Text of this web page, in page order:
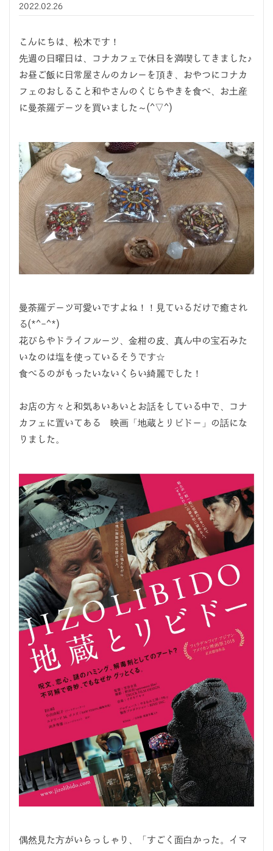
2022.02.26
こんにちは、松木です！
先週の日曜日は、コナカフェで休日を満喫してきました♪
お昼ご飯に日常屋さんのカレーを頂き、おやつにコナカ
フェのおしること和やさんのくじらやきを食べ、お土産
に曼荼羅デーツを買いました～(^▽^)
曼荼羅デーツ可愛いですよね！！見ているだけで癒され
る(*^-^*)
花びらやドライフルーツ、金柑の皮、真ん中の宝石みた
いなのは塩を使っているそうです☆
食べるのがもったいないくらい綺麗でした！
お店の方々と和気あいあいとお話をしている中で、コナ
カフェに置いてある 映画「地蔵とリビドー」の話にな
りました。
偶然見た方がいらっしゃり、「すごく面白かった。イマ